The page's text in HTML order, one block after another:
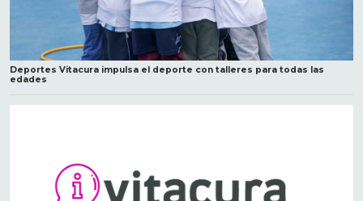
Deportes Vitacura impulsa el deporte con talleres para todas las
edades